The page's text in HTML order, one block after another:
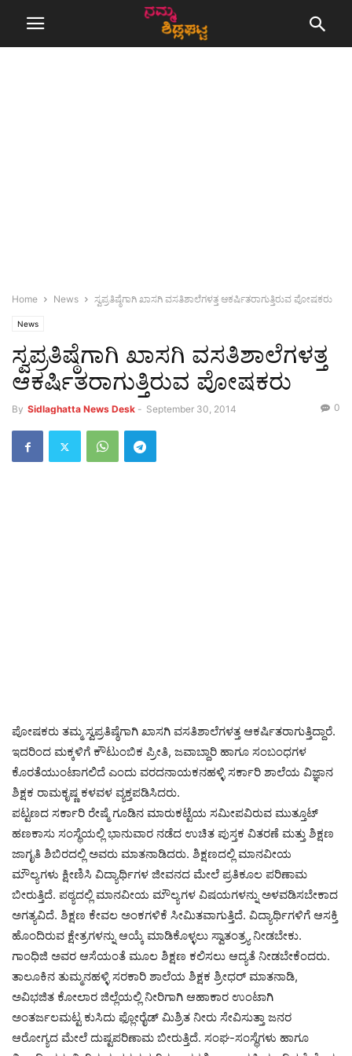
Home News ಸ್ವಪ್ರತಿಷ್ಠೆಗಾಗಿ ಖಾಸಗಿ ವಸತಿಶಾಲೆಗಳತ್ತ ಆಕರ್ಷಿತರಾಗುತ್ತಿರುವ ಪೋಷಕರು
News
ಸ್ವಪ್ರತಿಷ್ಠೆಗಾಗಿ ಖಾಸಗಿ ವಸತಿಶಾಲೆಗಳತ್ತ
ಆಕರ್ಷಿತರಾಗುತ್ತಿರುವ ಪೋಷಕರು
By Sidlaghatta News Desk - September 30, 2014 0
ಪೋಷಕರು ತಮ್ಮ ಸ್ವಪ್ರತಿಷ್ಠೆಗಾಗಿ ಖಾಸಗಿ ವಸತಿಶಾಲೆಗಳತ್ತ ಆಕರ್ಷಿತರಾಗುತ್ತಿದ್ದಾರೆ.
ಇದರಿಂದ ಮಕ್ಕಳಿಗೆ ಕೌಟುಂಬಿಕ ಪ್ರೀತಿ, ಜವಾಬ್ದಾರಿ ಹಾಗೂ ಸಂಬಂಧಗಳ
ಕೊರತೆಯುಂಟಾಗಲಿದೆ ಎಂದು ವರದನಾಯಕನಹಳ್ಳಿ ಸರ್ಕಾರಿ ಶಾಲೆಯ ವಿಜ್ಞಾನ
ಶಿಕ್ಷಕ ರಾಮಕೃಷ್ಣ ಕಳವಳ ವ್ಯಕ್ತಪಡಿಸಿದರು.
ಪಟ್ಟಣದ ಸರ್ಕಾರಿ ರೇಷ್ಮೆ ಗೂಡಿನ ಮಾರುಕಟ್ಟೆಯ ಸಮೀಪವಿರುವ ಮುತ್ತೂಟ್‌
ಹಣಕಾಸು ಸಂಸ್ಥೆಯಲ್ಲಿ ಭಾನುವಾರ ನಡೆದ ಉಚಿತ ಪುಸ್ತಕ ವಿತರಣೆ ಮತ್ತು ಶಿಕ್ಷಣ
ಜಾಗೃತಿ ಶಿಬಿರದಲ್ಲಿ ಅವರು ಮಾತನಾಡಿದರು. ಶಿಕ್ಷಣದಲ್ಲಿ ಮಾನವೀಯ
ಮೌಲ್ಯಗಳು ಕ್ಷೀಣಿಸಿ ವಿದ್ಯಾರ್ಥಿಗಳ ಜೀವನದ ಮೇಲೆ ಪ್ರತಿಕೂಲ ಪರಿಣಾಮ
ಬೀರುತ್ತಿದೆ. ಪಠ್ಯದಲ್ಲಿ ಮಾನವೀಯ ಮೌಲ್ಯಗಳ ವಿಷಯಗಳನ್ನು ಅಳವಡಿಸಬೇಕಾದ
ಅಗತ್ಯವಿದೆ. ಶಿಕ್ಷಣ ಕೇವಲ ಅಂಕಗಳಿಕೆ ಸೀಮಿತವಾಗುತ್ತಿದೆ. ವಿದ್ಯಾರ್ಥಿಗಳಿಗೆ ಆಸಕ್ತಿ
ಹೊಂದಿರುವ ಕ್ಷೇತ್ರಗಳನ್ನು ಆಯ್ಕೆ ಮಾಡಿಕೊಳ್ಳಲು ಸ್ವಾತಂತ್ರ್ಯ ನೀಡಬೇಕು.
ಗಾಂಧಿಜಿ ಅವರ ಆಸೆಯಂತೆ ಮೂಲ ಶಿಕ್ಷಣ ಕಲಿಸಲು ಆದ್ಯತೆ ನೀಡಬೇಕೆಂದರು.
ತಾಲೂಕಿನ ತುಮ್ಮನಹಳ್ಳಿ ಸರಕಾರಿ ಶಾಲೆಯ ಶಿಕ್ಷಕ ಶ್ರೀಧರ್ ಮಾತನಾಡಿ,
ಅವಿಭಜಿತ ಕೋಲಾರ ಜಿಲ್ಲೆಯಲ್ಲಿ ನೀರಿಗಾಗಿ ಆಹಾಕಾರ ಉಂಟಾಗಿ
ಅಂತರ್ಜಲಮಟ್ಟ ಕುಸಿದು ಫ್ಲೋರೈಡ್ ಮಿಶ್ರಿತ ನೀರು ಸೇವಿಸುತ್ತಾ ಜನರ
ಆರೋಗ್ಯದ ಮೇಲೆ ದುಷ್ಟಪರಿಣಾಮ ಬೀರುತ್ತಿದೆ. ಸಂಘ-ಸಂಸ್ಥೆಗಳು ಹಾಗೂ